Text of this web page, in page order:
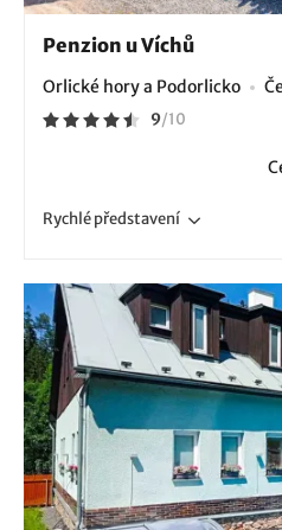
Penzion u Víchů
Orlické hory a Podorlicko
9/10
Rychlépředstavení